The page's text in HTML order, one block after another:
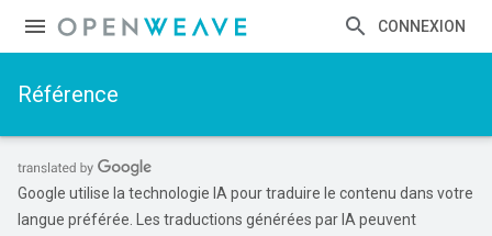
CONNEXION
Référence
Google utilise la technologie IA pour traduire le contenu dans votre
langue préférée. Les traductions générées par IA peuvent